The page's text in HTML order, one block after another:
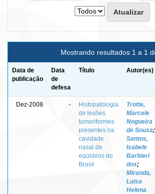
Mostrando resultados 1 a 1
Data de
publicação
Data
de
defesa
Título Autor(es)
Dez-2008 -
Histopatologia
de lesões
tumoriformes
presentes na
cavidade
nasal de
eqüídeos do
Brasil
Trotte,
Marcele
Nogueira
de Sousa;
Santos,
Isabele
Barbieri
dos;
Miranda,
Luisa
Helena